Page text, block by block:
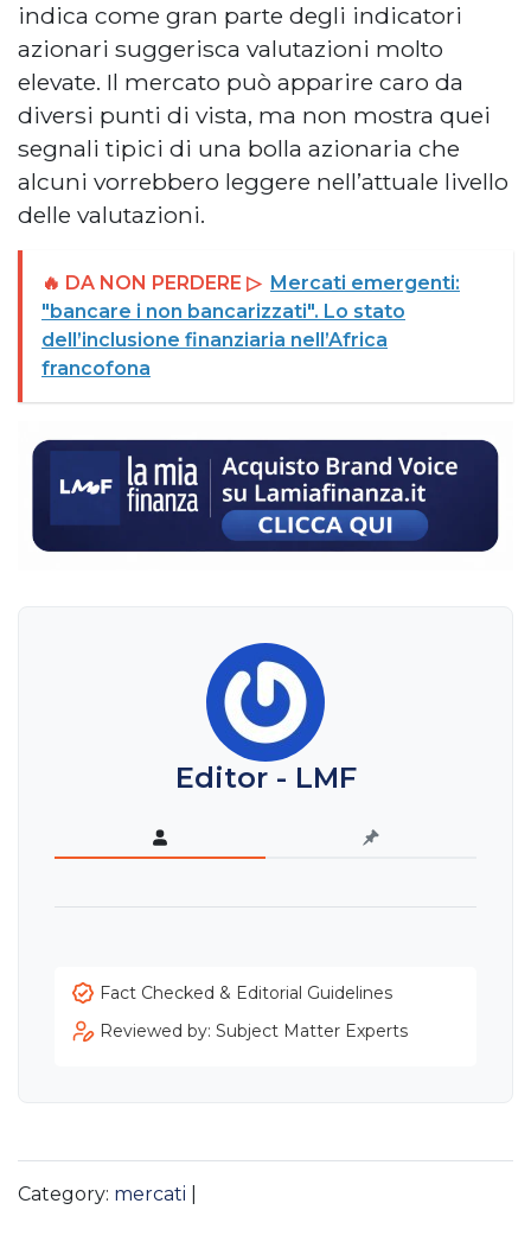
indica come gran parte degli indicatori
azionari suggerisca valutazioni molto
elevate. Il mercato può apparire caro da
diversi punti di vista, ma non mostra quei
segnali tipici di una bolla azionaria che
alcuni vorrebbero leggere nell’attuale livello
delle valutazioni.
🔥 DA NON PERDERE ▷ Mercati emergenti:
"bancare i non bancarizzati". Lo stato
dell’inclusione finanziaria nell’Africa
francofona
Editor - LMF
Fact Checked & Editorial Guidelines
Reviewed by: Subject Matter Experts
Category: mercati